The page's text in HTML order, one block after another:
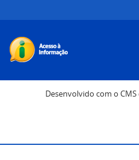
Desenvolvido com o